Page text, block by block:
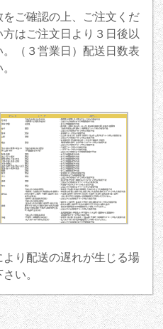
ご確認の上、ご注文くだ
はご注文日より３日後以
（３営業日）配送日数表
り配送の遅れが生じる場
い。